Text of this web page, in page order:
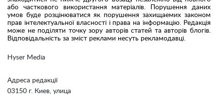
Hyser Media
Адреса редакції
03150 г. Киев, улица
або часткового використання матеріалів. Порушення даних
умов буде розцінюватися як порушення захищаемих законом
прав інтелектуальної власності і права на інформацію. Редакція
може не поділяти точку зору авторів статей та авторів блогів.
Відповідальність за зміст реклами несуть рекламодавці.